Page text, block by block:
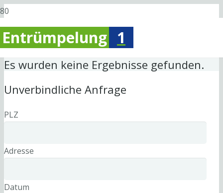
Entrümpelung 1
Es wurden keine Ergebnisse gefunden.
Unverbindliche Anfrage
PLZ
Adresse
Datum